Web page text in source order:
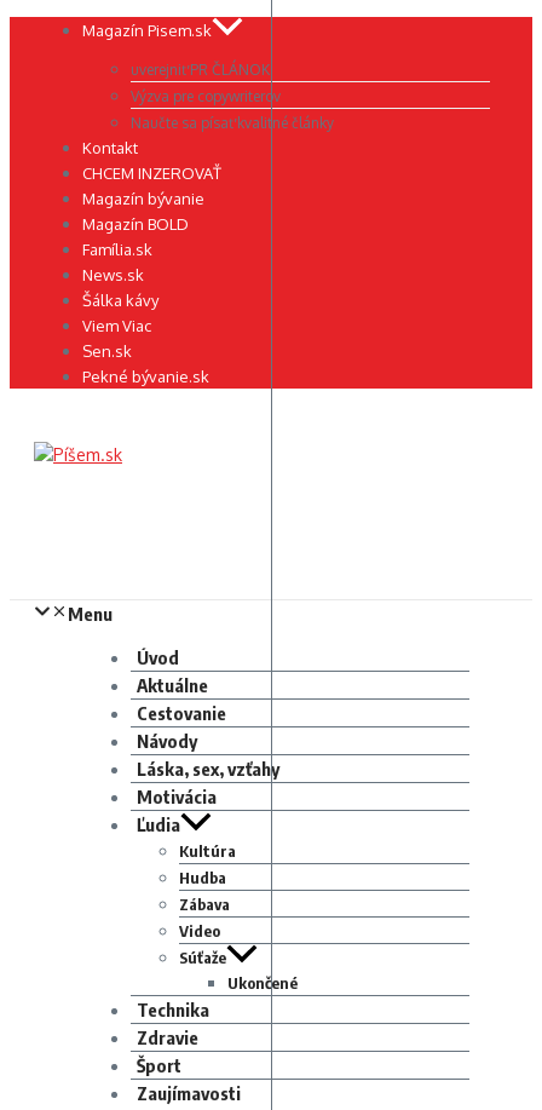
Preskočiť Magazín Pisem.sk
uverejniť PR ČLÁNOK
Výzva pre copywriterov
Naučte sa písať kvalitné články
Kontakt
CHCEM INZEROVAŤ
Magazín bývanie
Magazín BOLD
Família.sk
News.sk
Šálka kávy
Viem Viac
Sen.sk
Pekné bývanie.sk
Menu
Úvod
Aktuálne
Cestovanie
Návody
Láska, sex, vzťahy
Motivácia
Ľudia
Kultúra
Hudba
Zábava
Video
Súťaže
Ukončené
Technika
Zdravie
Šport
Zaujímavosti